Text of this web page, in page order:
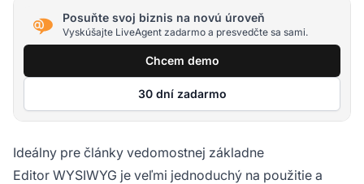
Posuňte svoj biznis na novú úroveň
Vyskúšajte LiveAgent zadarmo a presvedčte sa sami.
Chcem demo
30 dní zadarmo
Ideálny pre články vedomostnej základne
Editor WYSIWYG je veľmi jednoduchý na použitie a